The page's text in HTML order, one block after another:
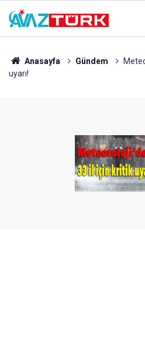
Anasayfa Gündem
uyarı!